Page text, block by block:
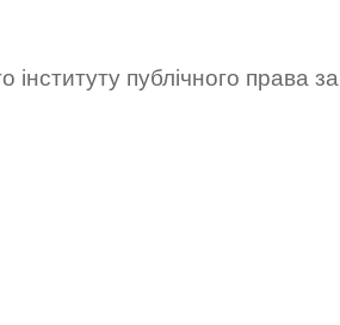
публічного права за